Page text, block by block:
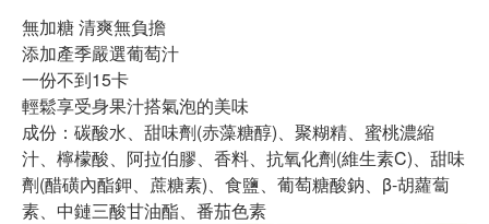
無加糖 清爽無負擔
添加產季嚴選葡萄汁
一份不到15卡
輕鬆享受身果汁搭氣泡的美味
成份：碳酸水、甜味劑(赤藻糖醇)、聚糊精、蜜桃濃縮
汁、檸檬酸、阿拉伯膠、香料、抗氧化劑(維生素C)、甜味
劑(醋磺內酯鉀、蔗糖素)、食鹽、葡萄糖酸鈉、β-胡蘿蔔
素、中鏈三酸甘油酯、番茄色素